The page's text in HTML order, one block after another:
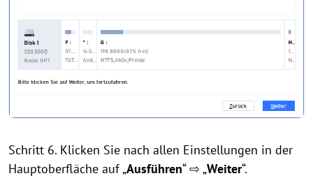
Schritt 6. Klicken Sie nach allen Einstellungen in der
Hauptoberfläche auf „Ausführen“ ⇨ „Weiter“.